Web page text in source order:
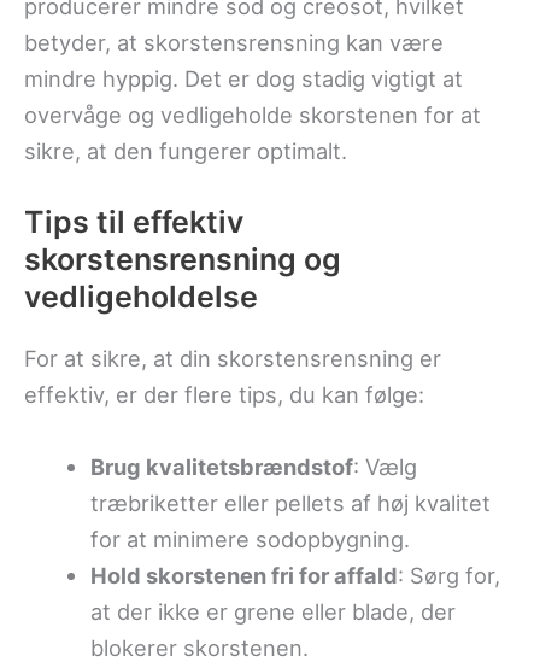
producerer mindre sod og creosot, hvilket
betyder, at skorstensrensning kan være
mindre hyppig. Det er dog stadig vigtigt at
overvåge og vedligeholde skorstenen for at
sikre, at den fungerer optimalt.
Tips til effektiv
skorstensrensning og
vedligeholdelse
For at sikre, at din skorstensrensning er
effektiv, er der flere tips, du kan følge:
Brug kvalitetsbrændstof: Vælg
træbriketter eller pellets af høj kvalitet
for at minimere sodopbygning.
Hold skorstenen fri for affald: Sørg for,
at der ikke er grene eller blade, der
blokerer skorstenen.